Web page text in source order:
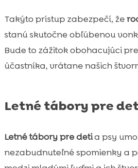
Takýto prístup zabezpečí, že
stanú skutočne obľúbenou
Bude to zážitok obohacujúci
účastníka, vrátane našich
Letné tábory pre
Letné tábory pre detia psy
nezabudnuteľné spomienky a